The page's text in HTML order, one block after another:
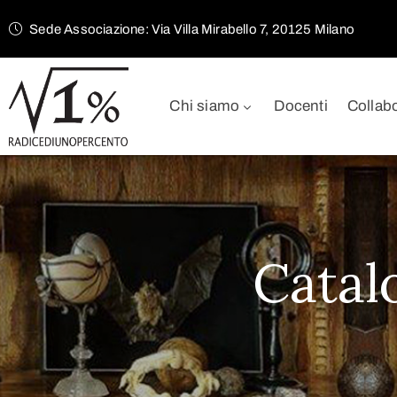
Sede Associazione: Via Villa Mirabello 7, 20125 Milano
Chi siamo Docenti